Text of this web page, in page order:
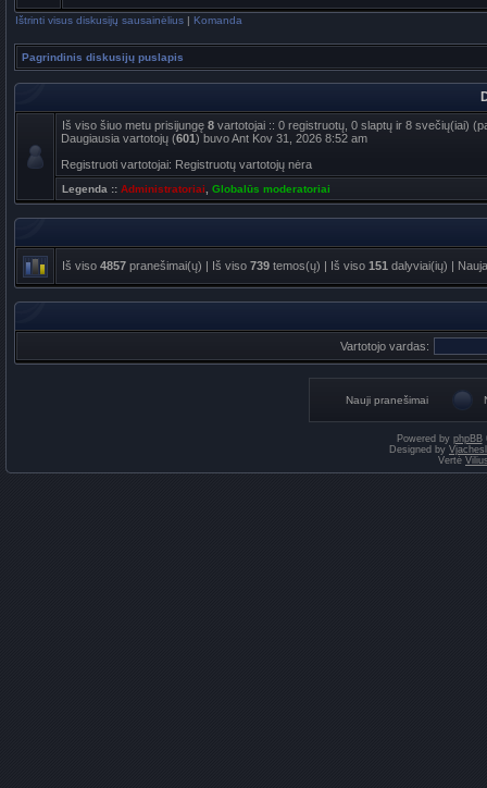
Ištrinti visus diskusijų sausainėlius | Komanda
Pagrindinis diskusijų puslapis
Iš viso šiuo metu prisijungę 8 vartotojai :: 0 registruotų, 0 slaptų ir 8 svečių(iai)
Daugiausia vartotojų (601) buvo Ant Kov 31, 2026 8:52 am
Registruoti vartotojai: Registruotų vartotojų nėra
Legenda :: Administratoriai Globalūs moderatoriai
Iš viso 4857 pranešimai(ų) | Iš viso 739 temos(ų) | Iš viso 151 dalyviai(ių) |
Vartotojo vardas:
Nauji pranešimai
Powered by phpBB
Designed by
Vertė